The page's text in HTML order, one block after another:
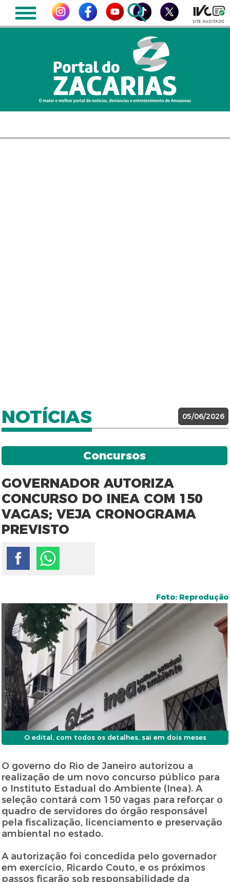
NOTÍCIAS 05/06/2026
Concursos
GOVERNADOR AUTORIZA
CONCURSO DO INEA COM 150
VAGAS; VEJA CRONOGRAMA
PREVISTO
Foto: Reprodução
O edital, com todos os detalhes, sai em dois meses
O governo do Rio de Janeiro autorizou a
realização de um novo concurso público para
o Instituto Estadual do Ambiente (Inea). A
seleção contará com 150 vagas para reforçar o
quadro de servidores do órgão responsável
pela fiscalização, licenciamento e preservação
ambiental no estado.
A autorização foi concedida pelo governador
em exercício, Ricardo Couto, e os próximos
passos ficarão sob responsabilidade da